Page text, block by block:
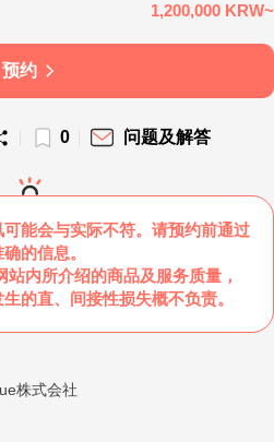
1,200,000 KRW~
预约
0 问题及解答
能会与实际不符。请预约前通过
的信息。
内所介绍的商品及服务质量，
的直、间接性损失概不负责。
株式会社